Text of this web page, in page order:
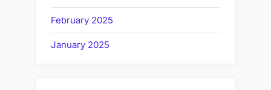
February 2025
January 2025